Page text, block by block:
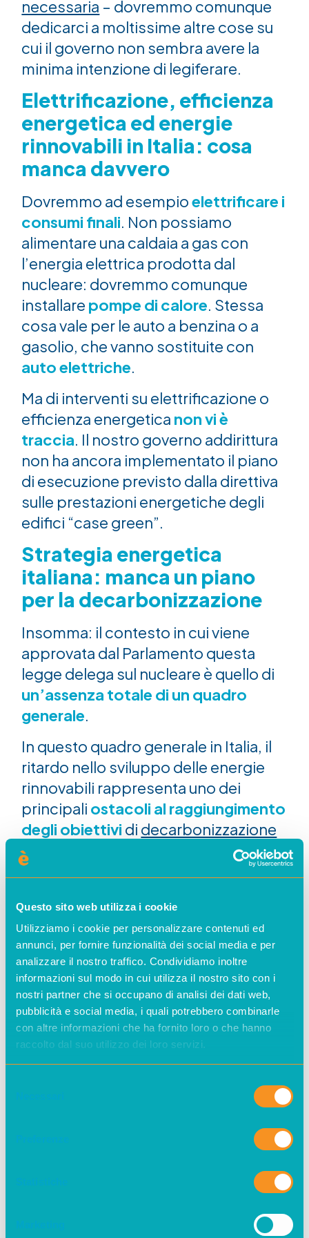
Questo sito web utilizza i cookie
Utilizziamo i cookie per personalizzare contenuti ed
annunci, per fornire funzionalità dei social media e per
analizzare il nostro traffico. Condividiamo inoltre
informazioni sul modo in cui utilizza il nostro sito con i
nostri partner che si occupano di analisi dei dati web,
pubblicità e social media, i quali potrebbero combinarle
con altre informazioni che ha fornito loro o che hanno
raccolto dal suo utilizzo dei loro servizi.
necessaria – dovremmo comunque
dedicarci a moltissime altre cose su
cui il governo non sembra avere la
minima intenzione di legiferare.
Elettrificazione, efficienza
energetica ed energie
rinnovabili in Italia: cosa
manca davvero
Dovremmo ad esempioelettrificare i
consumi finali. Non possiamo
alimentare una caldaia a gas con
l’energia elettrica prodotta dal
nucleare: dovremmo comunque
installare pompe di calore. Stessa
cosa vale per le auto a benzina o a
gasolio, che vanno sostituite con
auto elettriche.
Ma di interventi su elettrificazione o
efficienza energetica non vi è
traccia. Il nostro governo addirittura
non ha ancora implementato il piano
di esecuzione previsto dalla direttiva
sulle prestazioni energetiche degli
edifici “case green”.
Strategia energetica
italiana: manca un piano
per la decarbonizzazione
Insomma: il contesto in cui viene
approvata dal Parlamento questa
legge delega sul nucleare è quello di
un’assenza totale di un quadro
generale.
In questo quadro generale in Italia, il
ritardo nello sviluppo delle energie
rinnovabili rappresenta uno dei
principali ostacoli al raggiungimento
degli obiettivi di decarbonizzazione
previsti per il 2030.
Il nucleare ha tempi che non si
conciliano coi target al 2030, che è
tra soli quattro anni. Intanto viviamo
una crisi energetica che
richiederebbe delle misure
nell’immediato, che noi chiediamo
almeno da marzo. Ad esempio, visto il
caldo che si è verificato ad aprile, si
sarebbe potuto anticipare la fine
della stagione di riscaldamento in
modo da non sprecare gas. Invece